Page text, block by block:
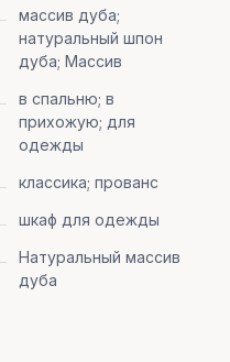
массив дуба;
натуральный шпон
дуба; Массив
в спальню; в
прихожую; для
одежды
классика; прованс
шкаф для одежды
Натуральный массив
дуба